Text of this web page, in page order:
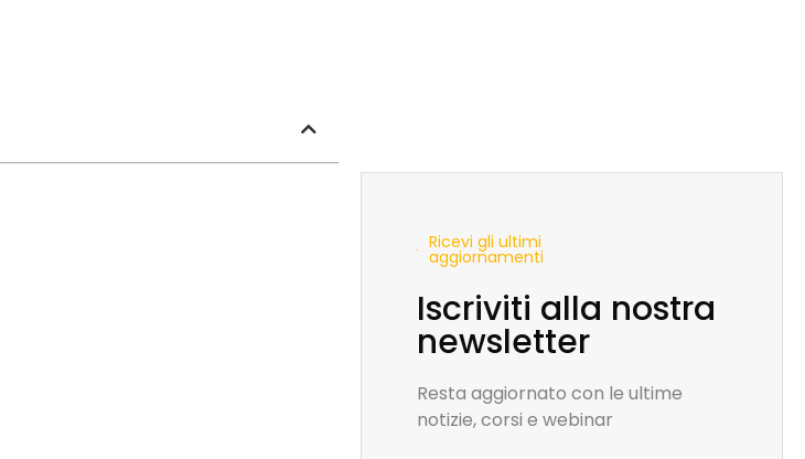
Ricevi gli ultimi
aggiornamenti
Iscriviti alla nostra
newsletter
Resta aggiornato con le ultime
notizie, corsi e webinar